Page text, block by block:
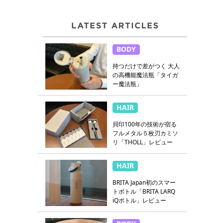
BODY
持つだけで差がつく 大人
の高機能魔法瓶「タイガ
ー魔法瓶」
HAIR
貝印100年の技術が宿る
フルメタル５枚刃カミソ
リ「THOLL」レビュー
HAIR
BRITA Japan初のスマー
トボトル「BRITA LARQ
iQボトル」レビュー